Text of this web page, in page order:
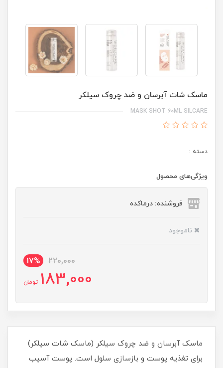
ماسک شات آبرسان و ضد چروک سیلکر
MASK SHOT 60ML SILCARE
دسته :
ویژگی‌های محصول
فروشنده: درماکده
ناموجود
220,000
17%
183,000 تومان
ماسک آبرسان و ضد چروک سیلکر (ماسک شات سیلکر)
برای تغذیه پوست و بازسازی سلول است. پوست آسیب